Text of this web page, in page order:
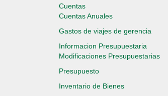
Cuentas
Cuentas Anuales
Gastos de viajes de gerencia
Informacion Presupuestaria
Modificaciones Presupuestarias
Presupuesto
Inventario de Bienes